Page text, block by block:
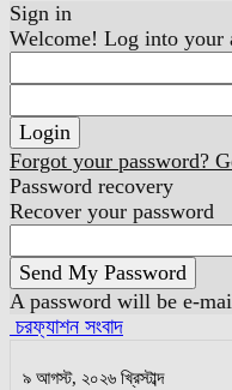
Sign in
Welcome! Log into your
Forgot your password?
Password recovery
Recover your password
A password will be e-
চরফ্যাশন সংবাদ
৯ আগস্ট, ২০২৬ খ্রিস্টাব্দ